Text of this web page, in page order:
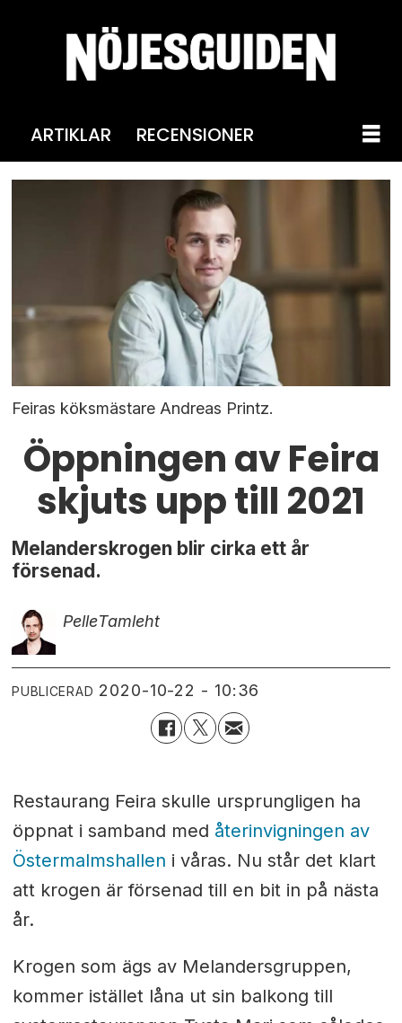
ARTIKLAR RECENSIONER
Feiras köksmästare Andreas Printz.
Öppningen av Feira
skjuts upp till 2021
Melanderskrogen blir cirka ett år
försenad.
PelleTamleht
PUBLICERAD 2020-10-22 - 10:36
Restaurang Feira skulle ursprungligen ha
öppnat i samband med återinvigningen av
Östermalmshallen i våras. Nu står det klart
att krogen är försenad till en bit in på nästa
år.
Krogen som ägs av Melandersgruppen,
kommer istället låna ut sin balkong till